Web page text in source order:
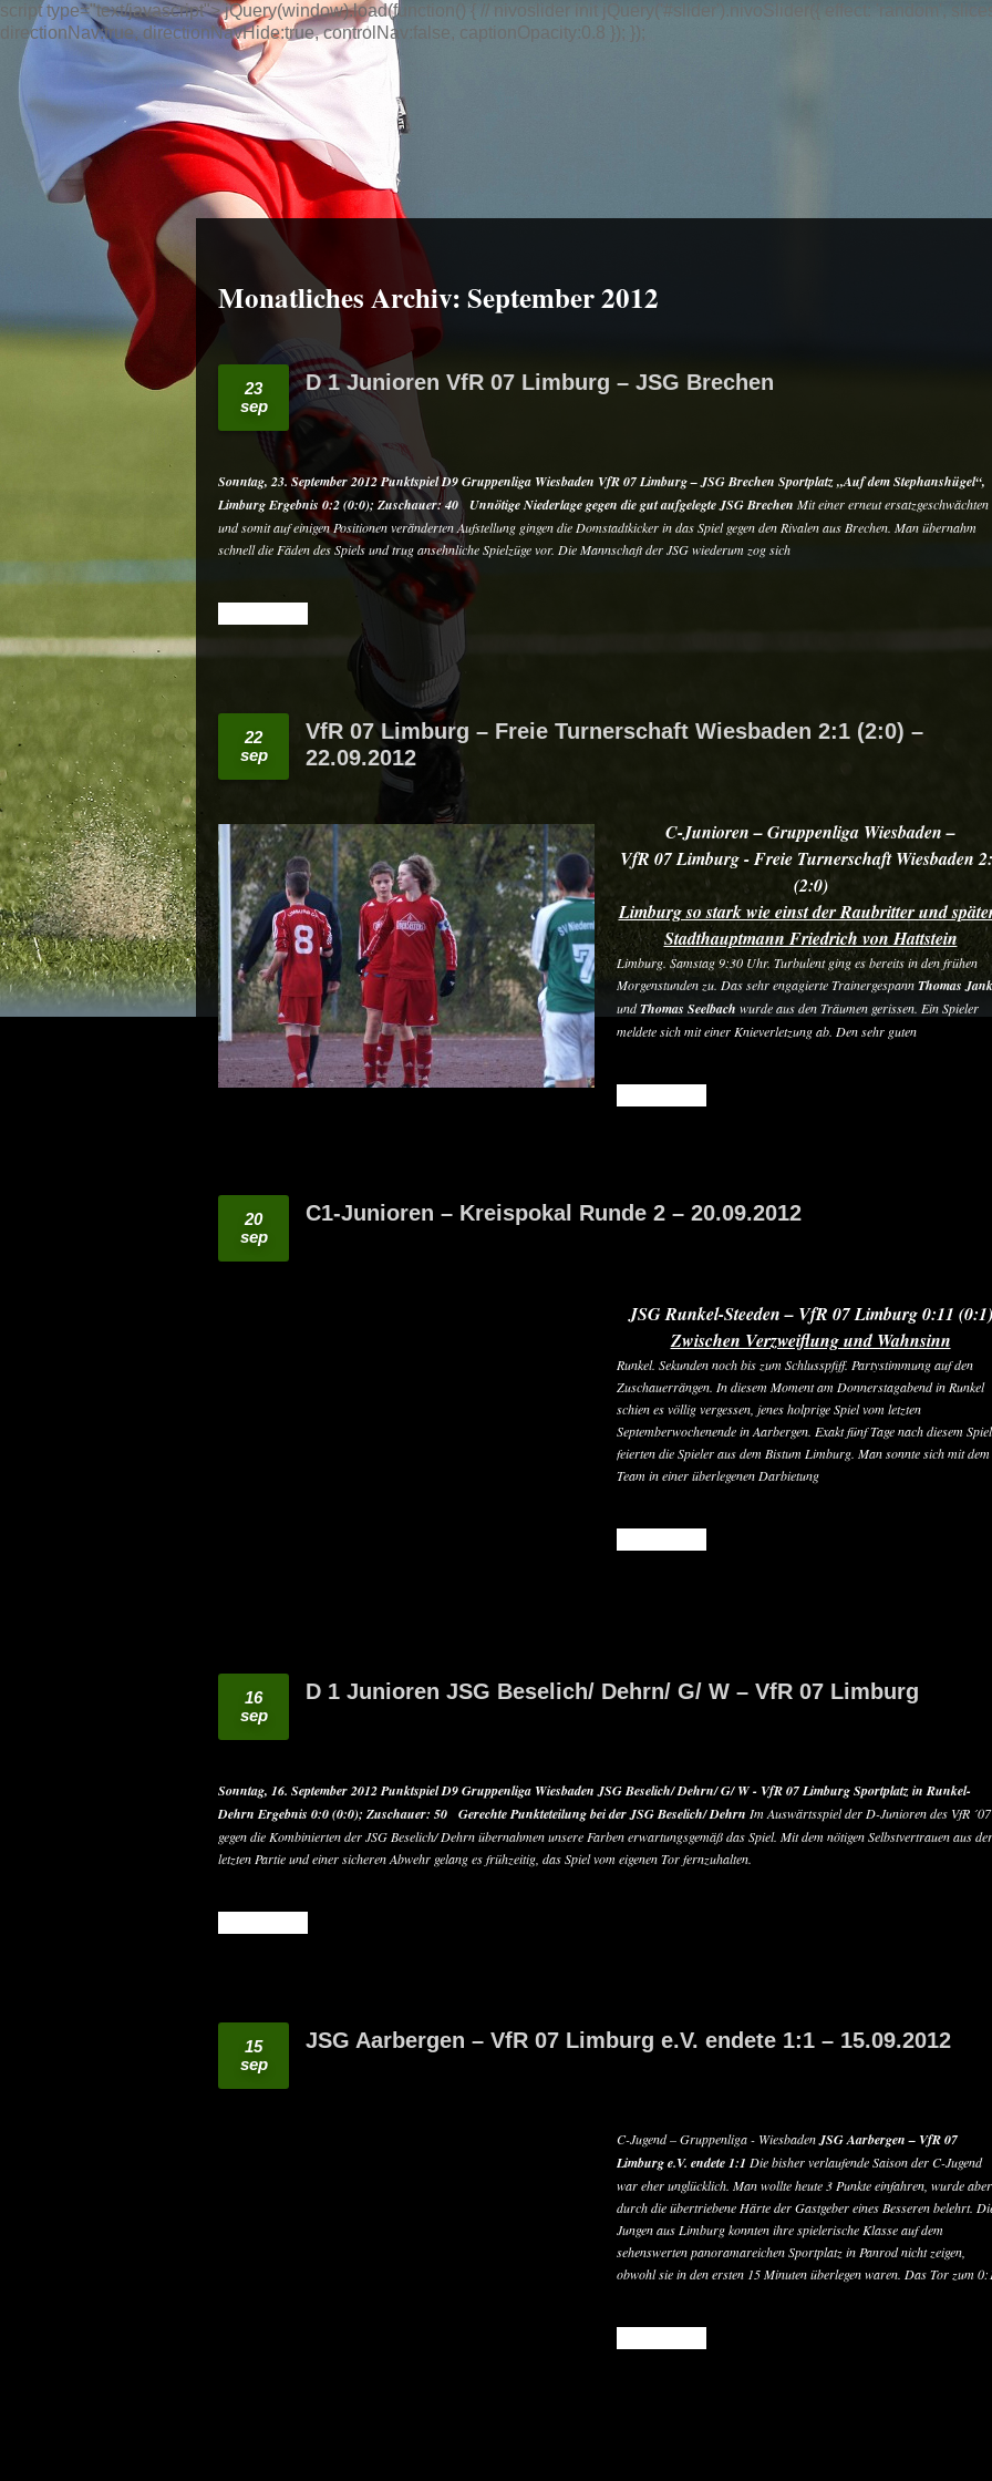
script type="text/javascript"> jQuery(window).load(function() { // nivoslider init jQuery('#slider').nivoSlider({ effect: 'random',
directionNav:true, directionNavHide:true, controlNav:false, captionOpacity:0.8 }); });
Monatliches Archiv:September 2012
23
sep
D 1 Junioren VfR 07 Limburg – JSG Brechen
Sonntag, 23. September 2012Punktspiel D9 Gruppenliga Wiesbaden VfR 07 Limburg – JSG Brechen Sportplatz „Auf dem Stephanshügel“,
LimburgErgebnis 0:2 (0:0);Zuschauer: 40 Unnötige Niederlage gegen die gut aufgelegte JSG Brechen Mit einer erneut ersatzgeschwächten
und somit auf einigen Positionen veränderten Aufstellung gingen die Domstadtkicker in das Spiel gegen den Rivalen aus Brechen. Man übernahm
schnell die Fäden des Spiels und trug ansehnliche Spielzüge vor. Die Mannschaft der JSG wiederum zog sich
22
sep
VfR 07 Limburg – Freie Turnerschaft Wiesbaden 2:1 (2:0) –
22.09.2012
C-Junioren – Gruppenliga Wiesbaden –
VfR 07 Limburg - Freie Turnerschaft Wiesbaden
(2:0)
Limburg so stark wie einst der Raubritter und
Stadthauptmann Friedrich von Hattstein
Limburg. Samstag 9:30 Uhr. Turbulent ging es bereits in den frühen
Morgenstunden zu. Das sehr engagierte TrainergespannThomas
undThomas Seelbach wurde aus den Träumen gerissen. Ein Spieler
meldete sich mit einer Knieverletzung ab. Den sehr guten
20
sep
C1-Junioren – Kreispokal Runde 2 – 20.09.2012
JSG Runkel-Steeden – VfR 07 Limburg 0:11 (0:1)
Zwischen Verzweiflung und Wahnsinn
Runkel. Sekunden noch bis zum Schlusspfiff. Partystimmung auf den
Zuschauerrängen. In diesem Moment am Donnerstagabend in Runkel
schien es völlig vergessen, jenes holprige Spiel vom letzten
Septemberwochenende in Aarbergen. Exakt fünf Tage nach diesem Spiel
feierten die Spieler aus dem Bistum Limburg. Man sonnte sich mit dem
Team in einer überlegenen Darbietung
16
sep
D 1 Junioren JSG Beselich/ Dehrn/ G/ W – VfR 07 Limburg
Sonntag, 16. September 2012Punktspiel D9 Gruppenliga Wiesbaden JSG Beselich/ Dehrn/ G/ W - VfR 07 LimburgSportplatz in Runkel-
Dehrn Ergebnis 0:0 (0:0); Zuschauer: 50 Gerechte Punkteteilung bei der JSG Beselich/ Dehrn Im Auswärtsspiel der D-Junioren des VfR ´07
gegen die Kombinierten der JSG Beselich/ Dehrn übernahmen unsere Farben erwartungsgemäß das Spiel. Mit dem nötigen Selbstvertrauen aus der
letzten Partie und einer sicheren Abwehr gelang es frühzeitig, das Spiel vom eigenen Tor fernzuhalten.
15
sep
JSG Aarbergen – VfR 07 Limburg e.V. endete 1:1 – 15.09.2012
C-Jugend – Gruppenliga - WiesbadenJSG Aarbergen – VfR 07
Limburg e.V. endete 1:1 Die bisher verlaufende Saison der C-Jugend
war eher unglücklich. Man wollte heute 3 Punkte einfahren, wurde aber
durch die übertriebene Härte der Gastgeber eines Besseren belehrt.
Jungen aus Limburg konnten ihre spielerische Klasse auf dem
sehenswerten panoramareichen Sportplatz in Panrod nicht zeigen,
obwohl sie in den ersten 15 Minuten überlegen waren. Das Tor zum